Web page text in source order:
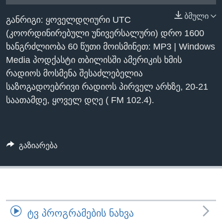
ᲯᲐᲜᲛᲠᲗᲔᲚᲝᲑᲐ
ᲛᲔᲪᲜᲘᲔᲠᲔᲑᲐ
ᲘᲜᲢᲔᲠᲕᲘᲣ
ᲙᲣᲚᲢᲣᲠᲐ
ᲒᲐᲚᲘᲚᲔᲝ
Learning English
ᲗᲕᲐᲚᲘ ᲒᲕᲐᲓᲔᲕᲜᲔᲗ
ენები
ბმული
განრიგი: ყოველდღიური UTC
(კოორდინირებული უნივერსალური) დრო 1600
ხანგრძლიობა 60 წუთი მოისმინეთ: MP3 | Windows
Media პოდქასტი თბილისში ამერიკის ხმის
რადიოს მოსმენა შესაძლებელია
საზოგადოებრივი რადიოს პირველ არხზე, 20-21
საათამდე, ყოველ დღე ( FM 102.4).
გაზიარება
ᲢᲕ ᲞᲠᲝᲒᲠᲐᲛᲔᲑᲘᲡ ᲜᲐᲮᲕᲐ